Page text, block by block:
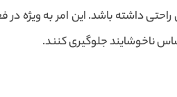
باشد. این امر به ویژه در
ناخوشایند جلوگیری کنند.